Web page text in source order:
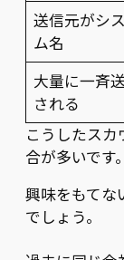
送信元がシ
ム名
大量に一斉
される
こうしたス
合が多いです。
興味をもてな
でしょう。